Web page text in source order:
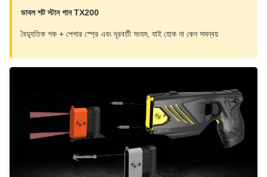
ডাবল শট স্টান গান TX200
বৈদ্যুতিক শক + পেপার স্প্রে এবং দূরবর্তী সংযম, যাই হোক না কেন সমন্বয়